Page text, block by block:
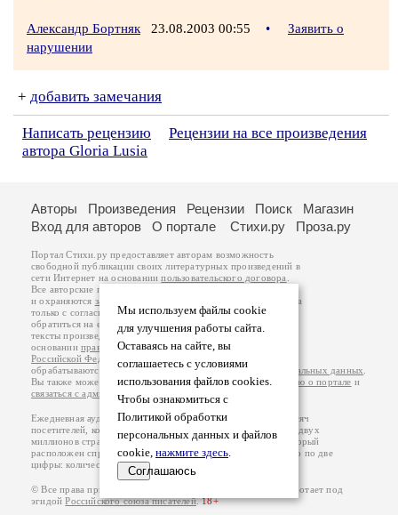
Александр Бортняк 23.08.2003 00:55 •
Заявить о
нарушении
+ добавить замечания
Написать рецензию
Рецензии на все произведения
автора Gloria Lusia
Мы используем файлы cookie
для улучшения работы сайта.
Оставаясь на сайте, вы
соглашаетесь с условиями
использования файлов cookies.
Чтобы ознакомиться с
Политикой обработки
персональных данных и файлов
cookie, нажмите здесь.
Соглашаюсь
Авторы Произведения Рецензии Поиск
Магазин
Вход для авторов
О портале Стихи.ру Проза.ру
Портал Стихи.ру предоставляет авторам возможность
свободной публикации своих литературных произведений в
сети Интернет на основаниипользовательского договора
Все авторские права на произведения принадлежат авторам
и охраняются законом
. Перепечатка произведений возможна
только с согласия его автора, к которому вы можете
обратиться на его авторской странице. Ответственность за
тексты произведений авторы несут самостоятельно на
основанииправил публикацииизаконодательства
Российской Федерации
обрабатываются на основанииПолитики обработки персональных данных
Вы также можете посмотреть более подробнуюинформацию о портале и
связаться с администрацией
Ежедневная аудитория портала Стихи.ру – порядка 200 тысяч
посетителей, которые в общей сумме просматривают более двух
миллионов страниц по данным счетчика посещаемости, который
расположен справа от этого текста. В каждой графе указано по две
цифры: количество просмотров и количество посетителей.
© Все права принадлежат авторам, 2000-2026. Портал работает под
эгидойРоссийского союза писателей.18+